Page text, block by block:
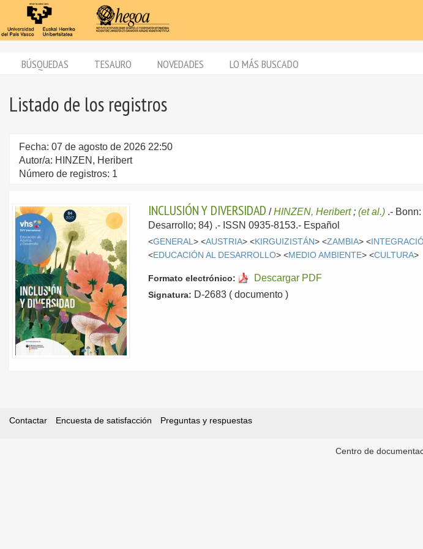
BÚSQUEDAS TESAURO NOVEDADES LO MÁS BUSCADO
Listado de los registros
Fecha: 07 de agosto de 2026 22:50
Autor/a: HINZEN, Heribert
Número de registros: 1
INCLUSIÓN Y DIVERSIDAD /HINZEN, Heribert;(et al.) .- Bonn:
Desarrollo; 84) .- ISSN 0935-8153.- Español
<GENERAL> <AUSTRIA> <KIRGUIZISTÁN> <ZAMBIA> <
<EDUCACIÓN AL DESARROLLO> <MEDIO AMBIENTE> <CULTURA>
Formato electrónico: Descargar PDF
Signatura: D-2683 ( documento )
Contactar Encuesta de satisfacción Preguntas y respuestas
Centro de